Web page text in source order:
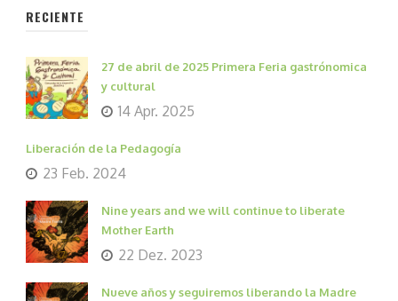
RECIENTE
27 de abril de 2025 Primera Feria gastrónomica
y cultural
14 Apr. 2025
Liberación de la Pedagogía
23 Feb. 2024
Nine years and we will continue to liberate
Mother Earth
22 Dez. 2023
Nueve años y seguiremos liberando la Madre